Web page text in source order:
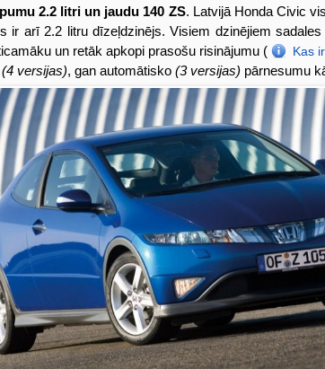
2.2 litri un jaudu 140 ZS. Latvijā Honda Civic
ir arī 2.2 litru dīzeļdzinējs. Visiem dzinējiem
un retāk apkopi prasošu risinājumu ( Kas
(4 versijas), gan automātisko (3 versijas) pārnesumu